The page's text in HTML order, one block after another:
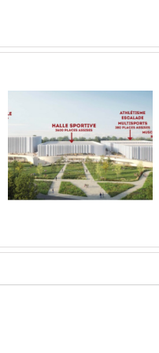
Un engagement
pédagogique
continu auprès de
l’ENSOSP.